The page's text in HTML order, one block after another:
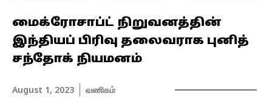
மைக்ரோசாப்ட் நிறுவனத்தின்
இந்தியப் பிரிவு தலைவராக புனித்
சந்தோக் நியமனம்
August 1, 2023 வணிகம்